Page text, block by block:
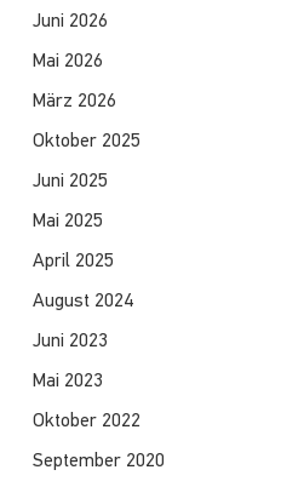
Juni 2026
Mai 2026
März 2026
Oktober 2025
Juni 2025
Mai 2025
April 2025
August 2024
Juni 2023
Mai 2023
Oktober 2022
September 2020